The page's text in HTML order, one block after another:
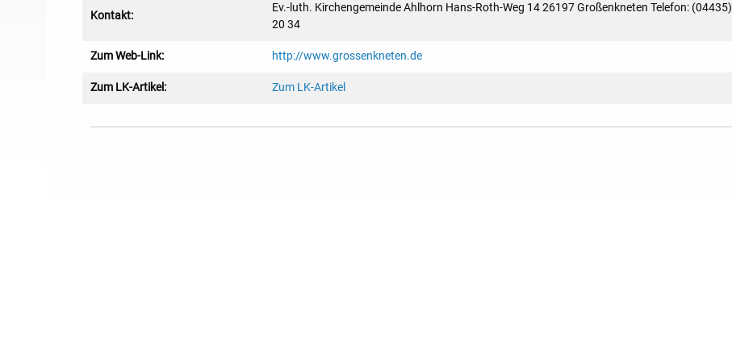
Kontakt:
Ev.-luth. Kirchengemeinde Ahlhorn Hans-Roth-Weg 14 26197 Großenkneten Telefon: (04435)
20 34
Zum Web-Link: http://www.grossenkneten.de
Zum LK-Artikel: Zum LK-Artikel